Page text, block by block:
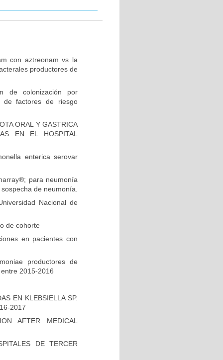
con aztreonam vs la
productores de
de colonización por
de factores de riesgo
ORAL Y GASTRICA
EN EL HOSPITAL
enterica serovar
para neumonía
de neumonía.
Nacional de
de cohorte
en pacientes con
productores de
2015-2016
EN KLEBSIELLA SP.
2017
AFTER MEDICAL
DE TERCER